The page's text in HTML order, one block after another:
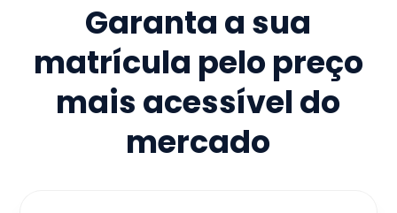
Garanta a sua
matrícula pelo preço
mais acessível do
mercado